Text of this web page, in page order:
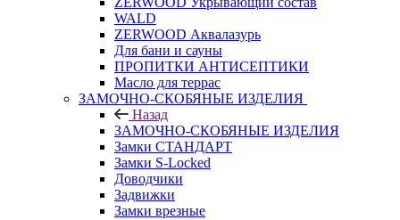
WALD
ZERWOOD Аквалазурь
Для бани и сауны
ПРОПИТКИ АНТИСЕПТИКИ
Масло для террас
ЗАМОЧНО-СКОБЯНЫЕ ИЗДЕЛИЯ
Назад
ЗАМОЧНО-СКОБЯНЫЕ ИЗДЕЛИЯ
Замки СТАНДАРТ
Замки S-Locked
Доводчики
Задвижки
Замки врезные